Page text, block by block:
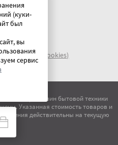
(куки-
был
вы
сервис
куки (cookies)
2026 | Магазин бытовой техники
Указанная стоимость товаров и
действительны на текущую